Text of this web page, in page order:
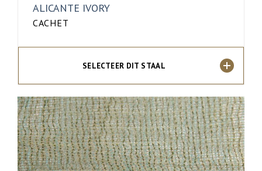
ALICANTE IVORY
CACHET
SELECTEER DIT STAAL